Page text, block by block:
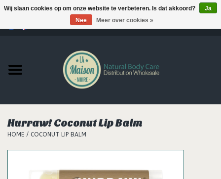
Producten
MERKEN
Support
Hurraw! Coconut Lip Balm
HOME / COCONUT LIP BALM
Wij slaan cookies op om onze website te verbeteren. Is dat akkoord?
Ja
Nee
Meer over cookies »